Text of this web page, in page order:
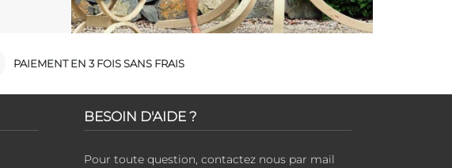
PAIEMENT EN 3 FOIS SANS FRAIS
BESOIN D'AIDE ?
Pour toute question, contactez nous par mail